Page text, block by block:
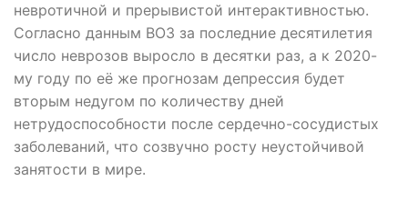
невротичной и прерывистой интерактивностью.
Согласно данным ВОЗ за последние десятилетия
число неврозов выросло в десятки раз, а к 2020-
му году по её же прогнозам депрессия будет
вторым недугом по количеству дней
нетрудоспособности после сердечно-сосудистых
заболеваний, что созвучно росту неустойчивой
занятости в мире.